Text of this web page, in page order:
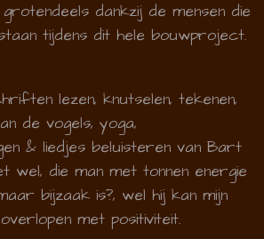
grotendeels dankzij de mensen die
tijdens dit hele bouwproject.
lezen, knutselen, tekenen,
de vogels, yoga,
& liedjes beluisteren van Bart
wel, die man met tonnen energie
bijzaak is?, wel hij kan mijn
met positiviteit.